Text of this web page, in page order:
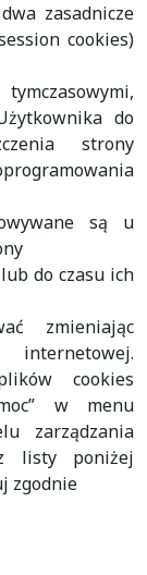
zasadnicze
cookies)
do
strony
są u
do czasu ich
zmieniając
internetowej.
cookies
w menu
zarządzania
listy poniżej
zgodnie